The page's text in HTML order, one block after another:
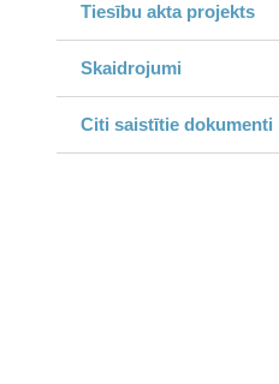
Tiesību akta projekts
Skaidrojumi
Citi saistītie dokumenti